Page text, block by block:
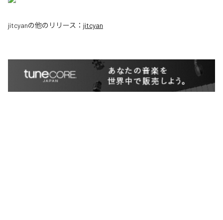
jitcyanの他のリリース： jitcyan